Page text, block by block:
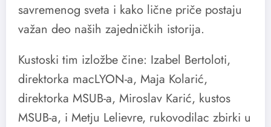
savremenog sveta i kako lične priče postaju
važan deo naših zajedničkih istorija.
Kustoski tim izložbe čine: Izabel Bertoloti,
direktorka macLYON-a, Maja Kolarić,
direktorka MSUB-a, Miroslav Karić, kustos
MSUB-a, i Metju Lelievre, rukovodilac zbirki u